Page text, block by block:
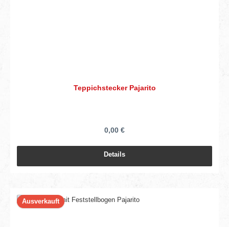
Teppichstecker Pajarito
0,00 €
Details
Ausverkauft